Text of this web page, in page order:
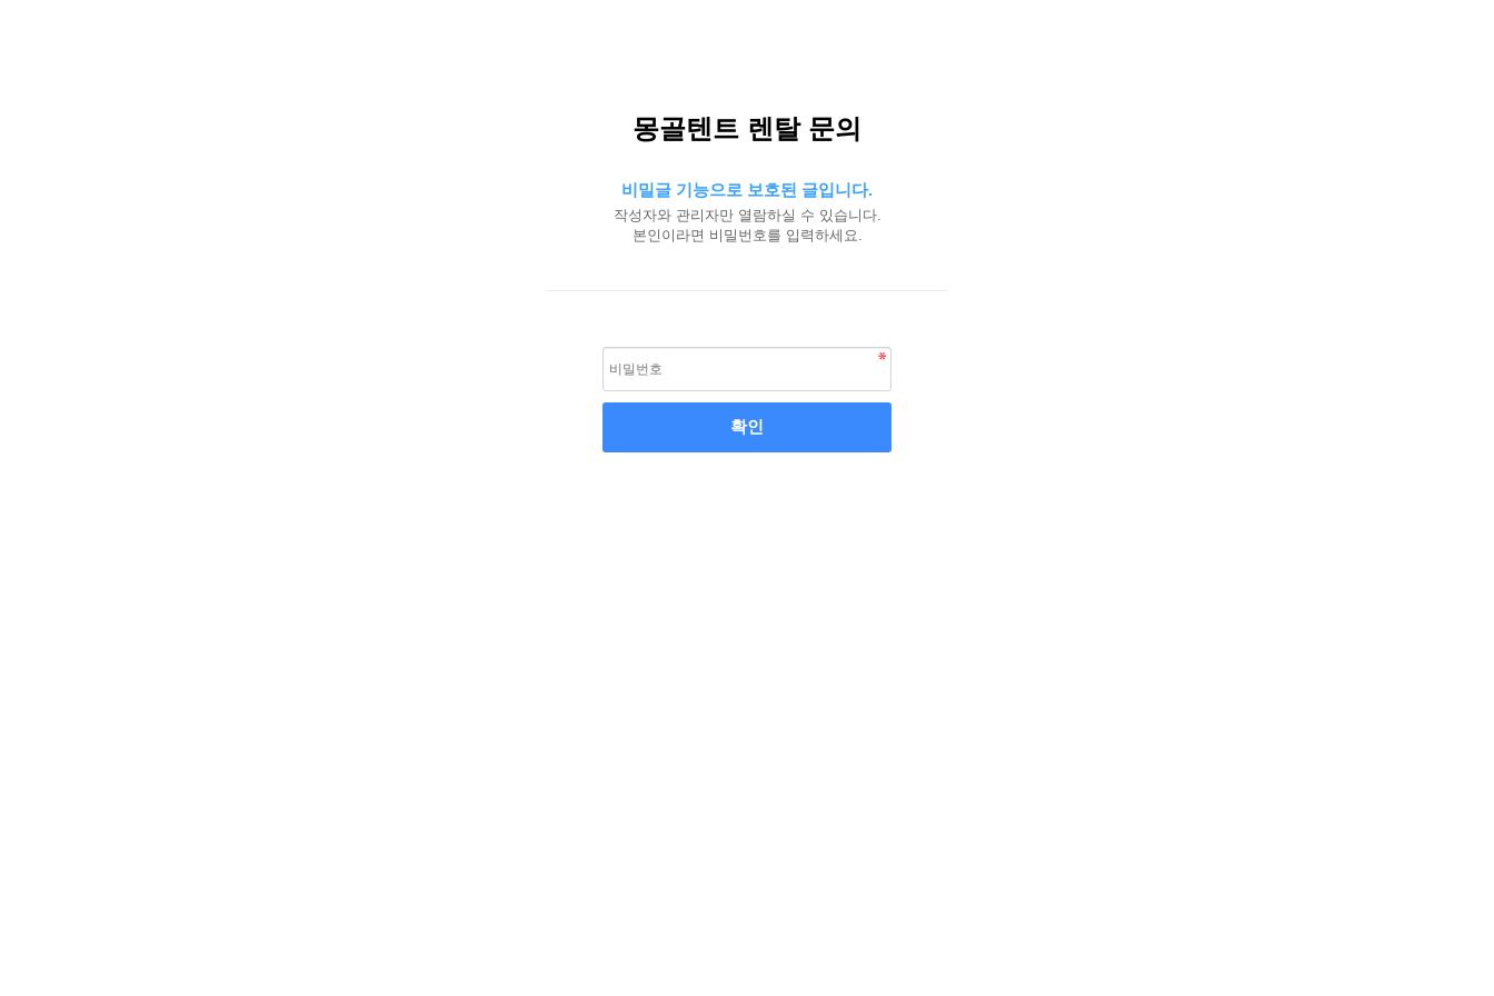
몽골텐트 렌탈 문의
비밀글 기능으로 보호된 글입니다.
작성자와 관리자만 열람하실 수 있습니다.
본인이라면 비밀번호를 입력하세요.